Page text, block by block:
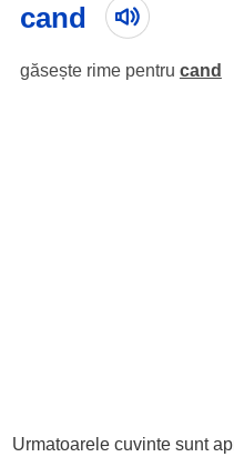
cand
găsește rime pentru cand
Urmatoarele cuvinte sunt